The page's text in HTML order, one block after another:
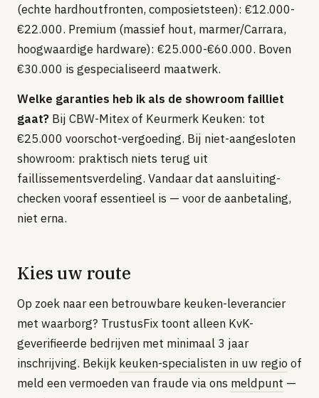
(echte hardhoutfronten, composietsteen): €12.000-
€22.000. Premium (massief hout, marmer/Carrara,
hoogwaardige hardware): €25.000-€60.000. Boven
€30.000 is gespecialiseerd maatwerk.
Welke garanties heb ik als de showroom failliet
gaat? Bij CBW-Mitex of Keurmerk Keuken: tot
€25.000 voorschot-vergoeding. Bij niet-aangesloten
showroom: praktisch niets terug uit
faillissementsverdeling. Vandaar dat aansluiting-
checken vooraf essentieel is — voor de aanbetaling,
niet erna.
Kies uw route
Op zoek naar een betrouwbare keuken-leverancier
met waarborg? TrustusFix toont alleen KvK-
geverifieerde bedrijven met minimaal 3 jaar
inschrijving. Bekijk keuken-specialisten in uw regio of
meld een vermoeden van fraude via ons meldpunt —